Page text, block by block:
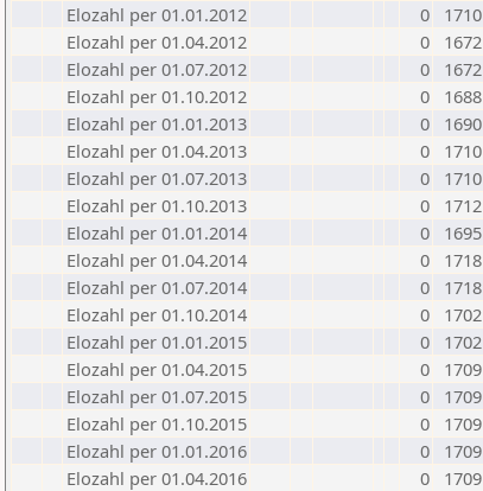
Elozahl per 01.01.2012
0
1710
Elozahl per 01.04.2012
0
1672
Elozahl per 01.07.2012
0
1672
Elozahl per 01.10.2012
0
1688
Elozahl per 01.01.2013
0
1690
Elozahl per 01.04.2013
0
1710
Elozahl per 01.07.2013
0
1710
Elozahl per 01.10.2013
0
1712
Elozahl per 01.01.2014
0
1695
Elozahl per 01.04.2014
0
1718
Elozahl per 01.07.2014
0
1718
Elozahl per 01.10.2014
0
1702
Elozahl per 01.01.2015
0
1702
Elozahl per 01.04.2015
0
1709
Elozahl per 01.07.2015
0
1709
Elozahl per 01.10.2015
0
1709
Elozahl per 01.01.2016
0
1709
Elozahl per 01.04.2016
0
1709